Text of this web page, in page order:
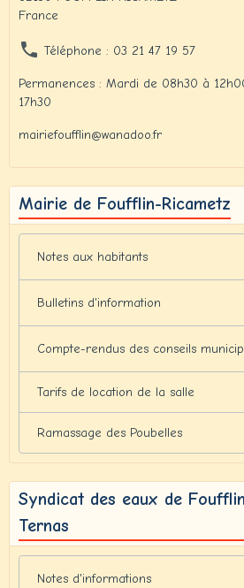
France
Téléphone : 03 21 47 19 57
Permanences : Mardi de 08h30 à
17h30
mairiefoufflin@wanadoo.fr
Mairie de Foufflin-Ricametz
Notes aux habitants
Bulletins d'information
Compte-rendus des conseils
Tarifs de location de la salle
Ramassage des Poubelles
Syndicat des eaux de
Ternas
Notes d'informations